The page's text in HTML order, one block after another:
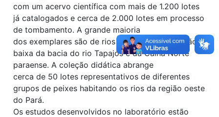
com um acervo científica com mais de 1.200 lotes
já catalogados e cerca de 2.000 lotes em processo
de tombamento. A grande maioria
dos exemplares são de rios e igarapés da porção
baixa da bacia do rio Tapajós e da Calha Norte
paraense. A coleção didática abrange
cerca de 50 lotes representativos de diferentes
grupos de peixes habitando os rios da região oeste
do Pará.
Os estudos desenvolvidos no laboratório estão